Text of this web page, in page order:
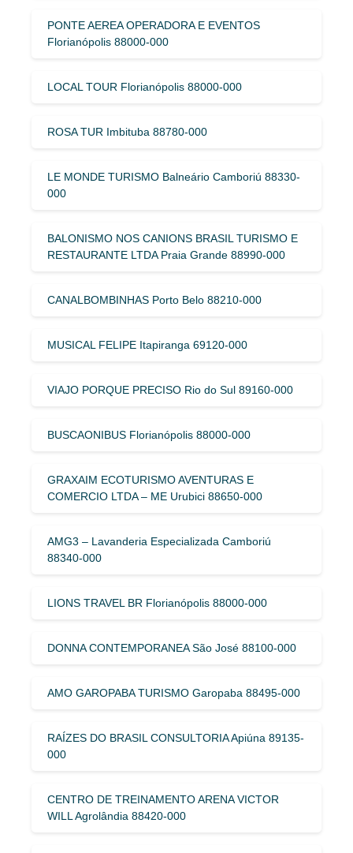
PONTE AEREA OPERADORA E EVENTOS
Florianópolis 88000-000
LOCAL TOUR Florianópolis 88000-000
ROSA TUR Imbituba 88780-000
LE MONDE TURISMO Balneário Camboriú 88330-
000
BALONISMO NOS CANIONS BRASIL TURISMO E
RESTAURANTE LTDA Praia Grande 88990-000
CANALBOMBINHAS Porto Belo 88210-000
MUSICAL FELIPE Itapiranga 69120-000
VIAJO PORQUE PRECISO Rio do Sul 89160-000
BUSCAONIBUS Florianópolis 88000-000
GRAXAIM ECOTURISMO AVENTURAS E
COMERCIO LTDA – ME Urubici 88650-000
AMG3 – Lavanderia Especializada Camboriú
88340-000
LIONS TRAVEL BR Florianópolis 88000-000
DONNA CONTEMPORANEA São José 88100-000
AMO GAROPABA TURISMO Garopaba 88495-000
RAÍZES DO BRASIL CONSULTORIA Apiúna 89135-
000
CENTRO DE TREINAMENTO ARENA VICTOR
WILL Agrolândia 88420-000